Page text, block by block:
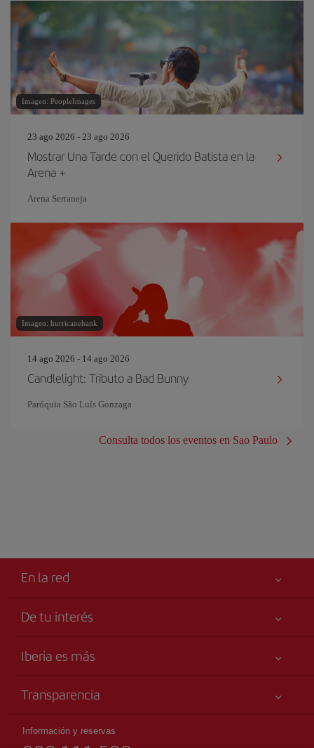
Imagen: PeopleImages
23 ago 2026 - 23 ago 2026
Mostrar Una Tarde con el Querido Batista en la
Arena +
Arena Sertaneja
Imagen: hurricanehank
14 ago 2026 - 14 ago 2026
Candlelight: Tributo a Bad Bunny
Paróquia São Luís Gonzaga
Consulta todos los eventos en Sao Paulo
En la red
De tu interés
Tu seguridad es lo primero
Publicidad
Iberia es más
Talento a bordo
Grupo Iberia
Transparencia
Información y reservas